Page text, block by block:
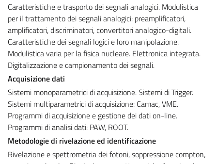
Caratteristiche e trasporto dei segnali analogici. Modulistica
per il trattamento dei segnali analogici: preamplificatori,
amplificatori, discriminatori, convertitori analogico-digitali.
Caratteristiche dei segnali logici e loro manipolazione.
Modulistica varia per la fisica nucleare. Elettronica integrata.
Digitalizzazione e campionamento dei segnali.
Acquisizione dati
Sistemi monoparametrici di acquisizione. Sistemi di Trigger.
Sistemi multiparametrici di acquisizione: Camac, VME.
Programmi di acquisizione e gestione dei dati on-line.
Programmi di analisi dati: PAW, ROOT.
Metodologie di rivelazione ed identificazione
Rivelazione e spettrometria dei fotoni, soppressione compton,